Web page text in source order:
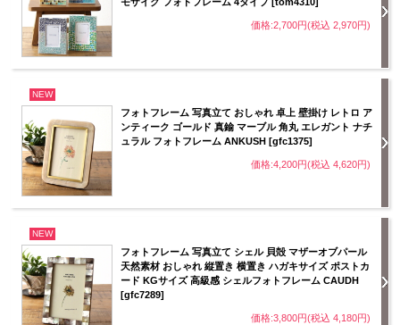
価格:2,700円(税込 2,970円)
NEW
フォトフレーム 写真立て おしゃれ 卓上 壁掛け レトロ ア
ンティーク ゴールド 真鍮 マーブル 角丸 エレガント ナチ
ュラル フォトフレーム ANKUSH [gfc1375]
価格:4,200円(税込 4,620円)
NEW
フォトフレーム 写真立て シェル 貝殻 マザーオブパール
天然素材 おしゃれ 縦置き 横置き ハガキサイズ ポストカ
ード KGサイズ 高級感 シェルフォトフレーム CAUDH
[gfc7289]
価格:3,800円(税込 4,180円)